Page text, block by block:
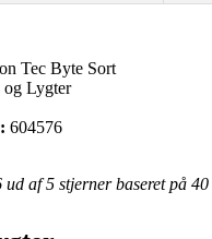
Tec Byte Sort
og Lygter
604576
ud af 5 stjerner baseret på 40